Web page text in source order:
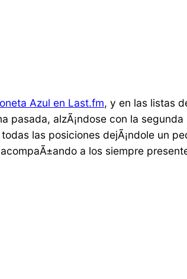
Azul en Last.fm, y en las listas
pasada, alzÃ¡ndose con la
las posiciones dejÃ¡ndole un
a los siempre